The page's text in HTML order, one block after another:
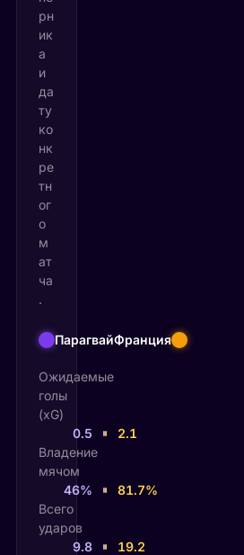
рн
ик
а
и
да
ту
ко
нк
ре
тн
ог
о
м
ат
ча
.
ПарагвайФранция
Ожидаемые
голы
(xG)
0.5
2.1
Владение
мячом
46%
81.7%
Всего
ударов
9.8
19.2